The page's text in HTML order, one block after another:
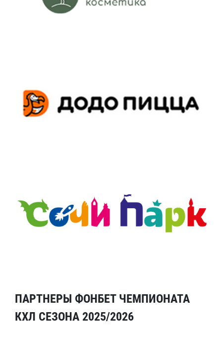
ПАРТНЕРЫ ФОНБЕТ ЧЕМПИОНАТА
КХЛ СЕЗОНА 2025/2026